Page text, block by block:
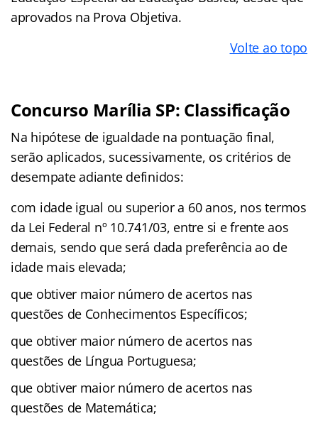
aprovados na Prova Objetiva.
Volte ao topo
Concurso Marília SP: Classificação
Na hipótese de igualdade na pontuação final,
serão aplicados, sucessivamente, os critérios de
desempate adiante definidos:
com idade igual ou superior a 60 anos, nos termos
da Lei Federal nº 10.741/03, entre si e frente aos
demais, sendo que será dada preferência ao de
idade mais elevada;
que obtiver maior número de acertos nas
questões de Conhecimentos Específicos;
que obtiver maior número de acertos nas
questões de Língua Portuguesa;
que obtiver maior número de acertos nas
questões de Matemática;